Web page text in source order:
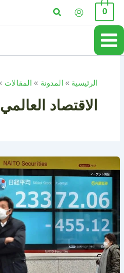
تخطي
المحتوى
0 البحث
الرئيسية المدونة المقالات
الاقتصاد العالمي